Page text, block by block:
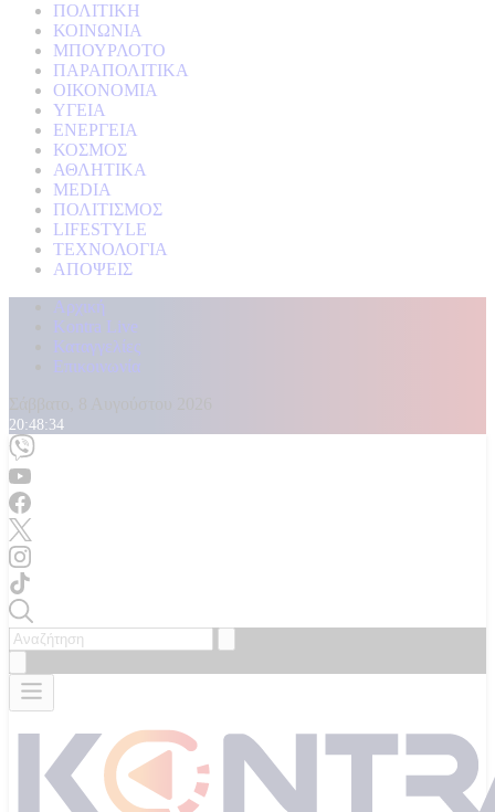
ΠΟΛΙΤΙΚΗ
ΚΟΙΝΩΝΙΑ
ΜΠΟΥΡΛΟΤΟ
ΠΑΡΑΠΟΛΙΤΙΚΑ
ΟΙΚΟΝΟΜΙΑ
ΥΓΕΙΑ
ΕΝΕΡΓΕΙΑ
ΚΟΣΜΟΣ
ΑΘΛΗΤΙΚΑ
MEDIA
ΠΟΛΙΤΙΣΜΟΣ
LIFESTYLE
ΤΕΧΝΟΛΟΓΙΑ
ΑΠΟΨΕΙΣ
Αρχική
Kontra Live
Καταγγελίες
Επικοινωνία
20:48:36